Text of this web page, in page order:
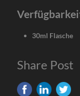
30ml Flasche
Share Post